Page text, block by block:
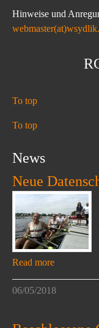
Hinweise und
To top
To top
News
Neue
Read more
06/05/2018